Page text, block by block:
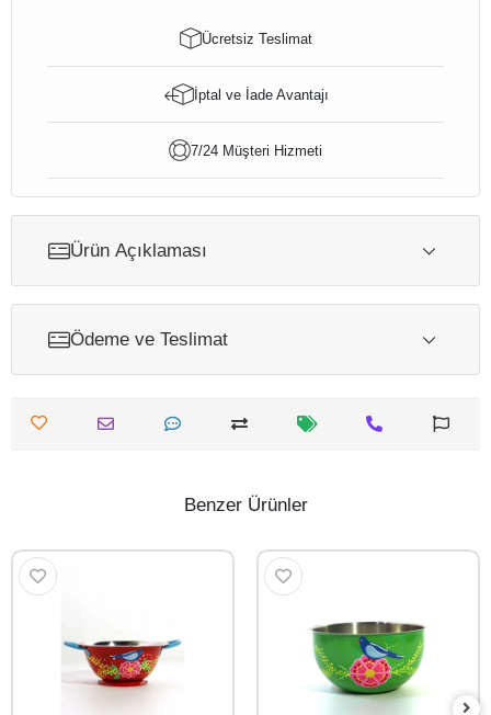
Ücretsiz Teslimat
İptal ve İade Avantajı
7/24 Müşteri Hizmeti
Ürün Açıklaması
Ödeme ve Teslimat
Benzer Ürünler